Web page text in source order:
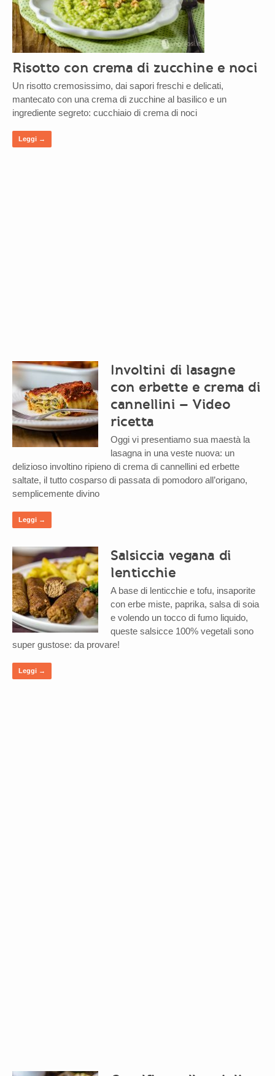
Risotto con crema di zucchine e noci
Un risotto cremosissimo, dai sapori freschi e delicati,
mantecato con una crema di zucchine al basilico e un
ingrediente segreto: cucchiaio di crema di noci
Leggi →
Involtini di lasagne
con erbette e crema di
cannellini – Video
ricetta
Oggi vi presentiamo sua maestà la
lasagna in una veste nuova: un
delizioso involtino ripieno di crema di cannellini ed erbette
saltate, il tutto cosparso di passata di pomodoro all’origano,
semplicemente divino
Leggi →
Salsiccia vegana di
lenticchie
A base di lenticchie e tofu, insaporite
con erbe miste, paprika, salsa di soia
e volendo un tocco di fumo liquido,
queste salsicce 100% vegetali sono
super gustose: da provare!
Leggi →